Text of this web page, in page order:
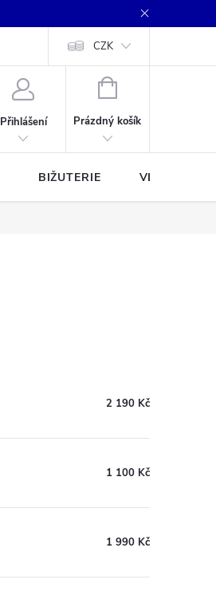
CZK
Přihlášení
NÁKUPNÍ
Prázdný košík
BIŽUTERIE VLASCE A
2 190 Kč
1 100 Kč
1 990 Kč